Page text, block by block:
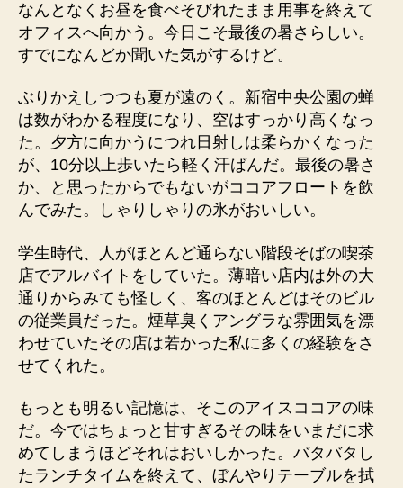
グ
なんとなくお昼を食べそびれたまま用事を終えて
オフィスへ向かう。今日こそ最後の暑さらしい。
すでになんどか聞いた気がするけど。
ぶりかえしつつも夏が遠のく。新宿中央公園の蝉
は数がわかる程度になり、空はすっかり高くなっ
た。夕方に向かうにつれ日射しは柔らかくなった
が、10分以上歩いたら軽く汗ばんだ。最後の暑さ
か、と思ったからでもないがココアフロートを飲
んでみた。しゃりしゃりの氷がおいしい。
学生時代、人がほとんど通らない階段そばの喫茶
店でアルバイトをしていた。薄暗い店内は外の大
通りからみても怪しく、客のほとんどはそのビル
の従業員だった。煙草臭くアングラな雰囲気を漂
わせていたその店は若かった私に多くの経験をさ
せてくれた。
もっとも明るい記憶は、そこのアイスココアの味
だ。今ではちょっと甘すぎるその味をいまだに求
めてしまうほどそれはおいしかった。バタバタし
たランチタイムを終えて、ぼんやりテーブルを拭